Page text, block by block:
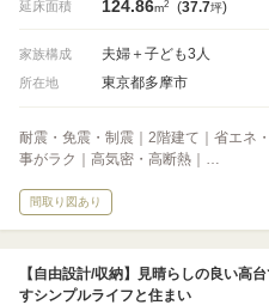
延床面積 124.86m2 (37.7坪)
家族構成 夫婦＋子ども3人
所在地 東京都多摩市
耐震・免震・制震｜2階建て｜省エネ
事がラク｜高気密・高断熱｜…
間取り図あり
【自由設計/収納】見晴らしの良い高
すシンプルライフと住まい